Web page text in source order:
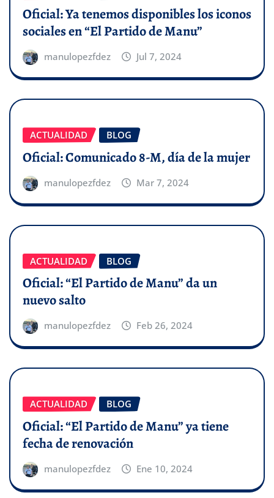
Oficial: Ya tenemos disponibles los iconos
sociales en “El Partido de Manu”
manulopezfdez Jul 7, 2024
ACTUALIDAD BLOG
Oficial: Comunicado 8-M, día de la mujer
manulopezfdez Mar 7, 2024
ACTUALIDAD BLOG
Oficial: “El Partido de Manu” da un
nuevo salto
manulopezfdez Feb 26, 2024
ACTUALIDAD BLOG
Oficial: “El Partido de Manu” ya tiene
fecha de renovación
manulopezfdez Ene 10, 2024